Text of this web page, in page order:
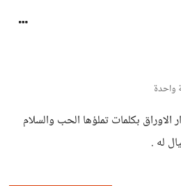
واحدة
بكلمات تملؤها الحب والسلام
له .